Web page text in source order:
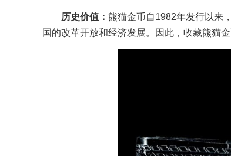
历史价值： 熊猫金币自1982年发行以来
国的改革开放和经济发展。因此，收藏熊猫